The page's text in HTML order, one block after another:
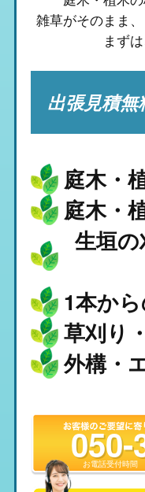
雑草がそのまま、
まず
出張見積無
庭木・
1本か
庭木・
草刈り
生垣
外構・
050-
お電話受付時